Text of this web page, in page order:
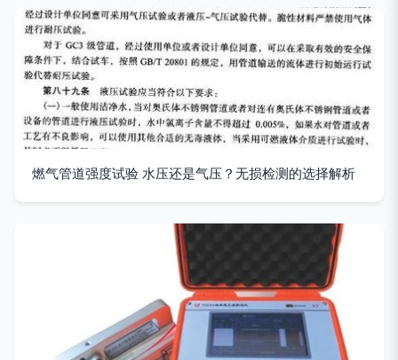
燃气管道强度试验 水压还是气压？无损检测的选择解析